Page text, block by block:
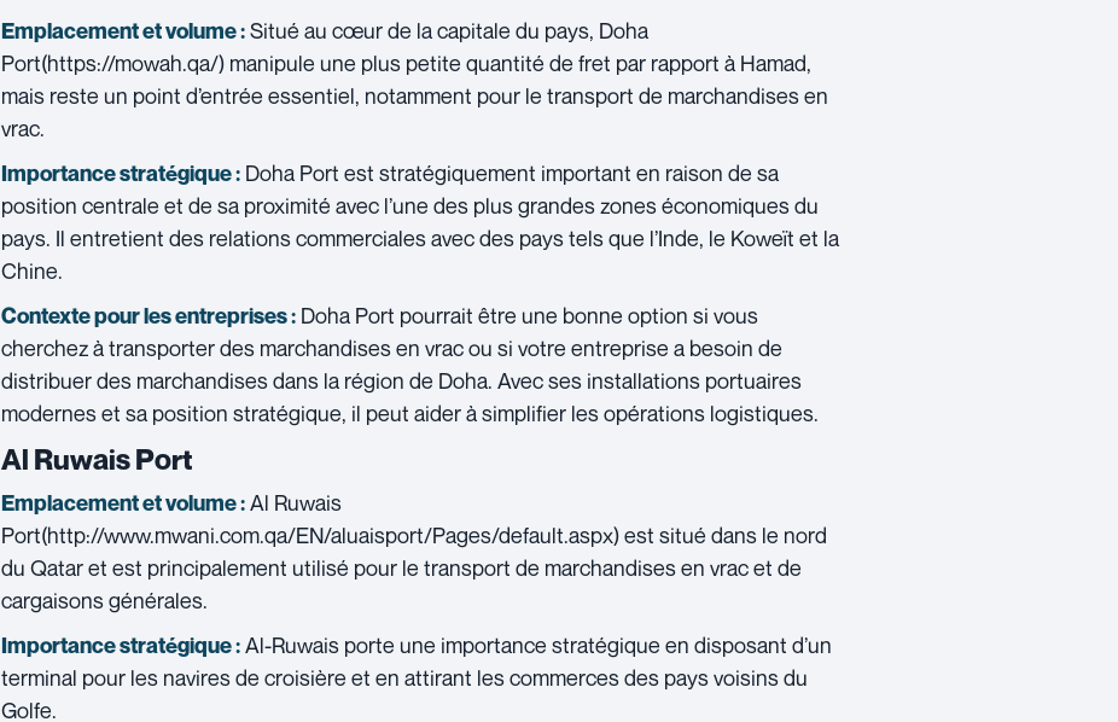
Emplacement et volume :Situé au cœur de la capitale du pays, Doha
Port(https://mowah.qa/) manipule une plus petite quantité de fret par rapport à Hamad,
mais reste un point d’entrée essentiel, notamment pour le transport de marchandises en
vrac.
Importance stratégique : Doha Port est stratégiquement important en raison de sa
position centrale et de sa proximité avec l’une des plus grandes zones économiques du
pays. Il entretient des relations commerciales avec des pays tels que l’Inde, le Koweït et la
Chine.
Contexte pour les entreprises : Doha Port pourrait être une bonne option si vous
cherchez à transporter des marchandises en vrac ou si votre entreprise a besoin de
distribuer des marchandises dans la région de Doha. Avec ses installations portuaires
modernes et sa position stratégique, il peut aider à simplifier les opérations logistiques.
Al Ruwais Port
Emplacement et volume :Al Ruwais
Port(http://www.mwani.com.qa/EN/aluaisport/Pages/default.aspx) est situé dans le nord
du Qatar et est principalement utilisé pour le transport de marchandises en vrac et de
cargaisons générales.
Importance stratégique :Al-Ruwais porte une importance stratégique en disposant d’un
terminal pour les navires de croisière et en attirant les commerces des pays voisins du
Golfe.